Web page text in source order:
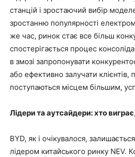
станцій і зростаючий вибір
зростанню популярності
же час, ринок стає все більш
спостерігається процес
в змозі запропонувати
або ефективно залучати клієнтів,
поступаються місцем більшим,
Лідери та аутсайдери: хто
BYD, як і очікувалося,
лідером китайського ринку NEV.